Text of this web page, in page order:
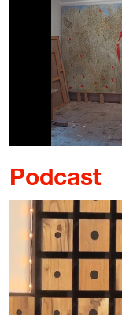
Podcast